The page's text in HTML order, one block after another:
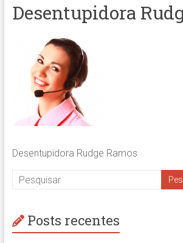
Desentupidora
Desentupidora Rudge Ramos
Posts recentes